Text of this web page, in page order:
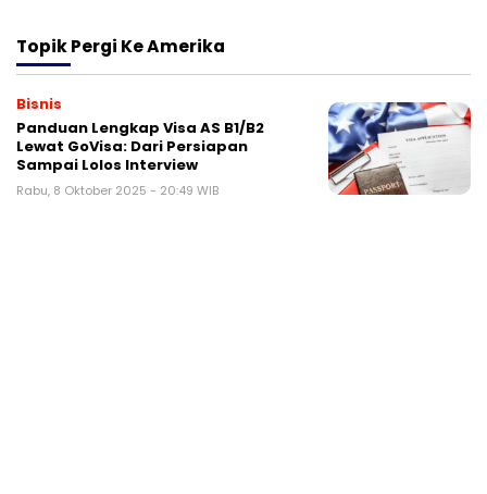
TopikPergi Ke Amerika
Bisnis
Panduan Lengkap Visa AS B1/B2
Lewat GoVisa: Dari Persiapan
Sampai Lolos Interview
Rabu, 8 Oktober 2025 - 20:49 WIB